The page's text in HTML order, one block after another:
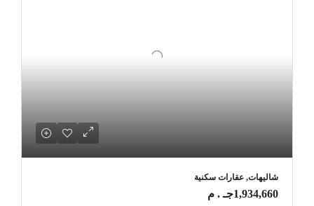
شاليهات, عقارات سكنية
1,934,660جـ . م